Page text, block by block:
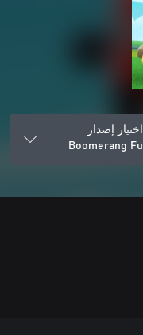
اختيار إصدار
Boomerang Fu